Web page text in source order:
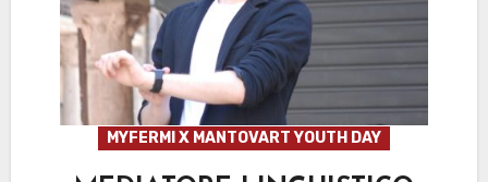
MYFERMI X MANTOVART YOUTH DAY